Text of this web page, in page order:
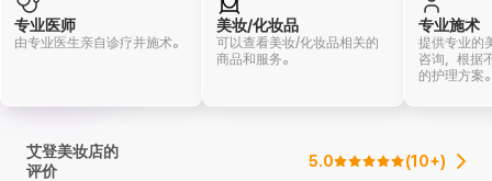
专业医师
由专业医生亲自诊疗并施术。
美妆/化妆品
可以查看美妆/化妆品相关的
商品和服务。
专业施术
提供专业的
咨询，根据
的护理方案
艾登美妆店的
评价
5.0 (10+)